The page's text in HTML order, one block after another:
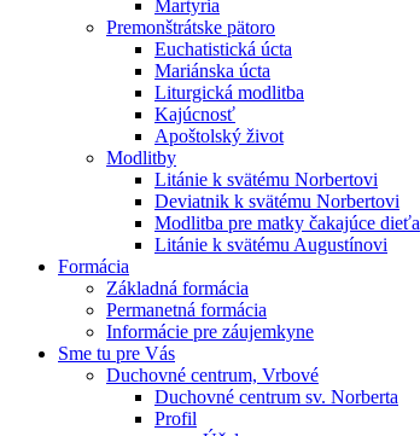
Martyria
Premonštrátske pätoro
Euchatistická úcta
Mariánska úcta
Liturgická modlitba
Kajúcnosť
Apoštolský život
Modlitby
Litánie k svätému Norbertovi
Deviatnik k svätému Norbertovi
Modlitba pre matky čakajúce dieťa
Litánie k svätému Augustínovi
Formácia
Základná formácia
Permanetná formácia
Informácie pre záujemkyne
Sme tu pre Vás
Duchovné centrum, Vrbové
Duchovné centrum sv. Norberta
Profil